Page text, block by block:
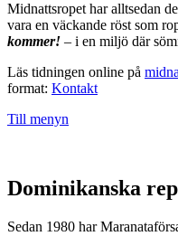
Midnattsropet har alltsedan
vara en väckande röst som
kommer! – i en miljö där
Läs tidningen online på
format: Kontakt
Till menyn
Dominikanska
Sedan 1980 har